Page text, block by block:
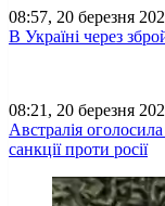
08:57, 20 березня
В Україні через
08:21, 20 березня
Австралія
санкції проти росії